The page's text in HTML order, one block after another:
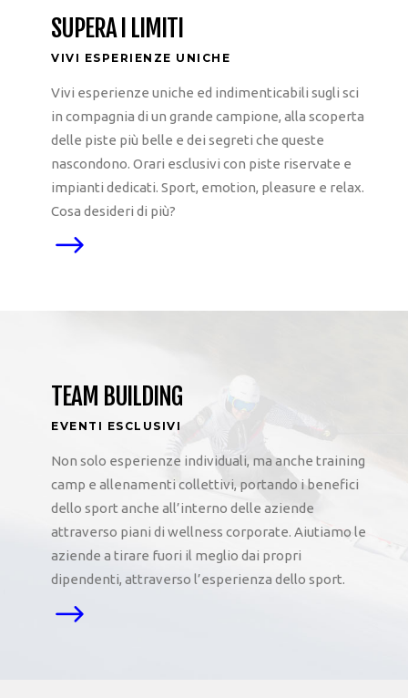
SUPERA I LIMITI
VIVI ESPERIENZE UNICHE
Vivi esperienze uniche ed indimenticabili sugli sci
in compagnia di un grande campione, alla scoperta
delle piste più belle e dei segreti che queste
nascondono. Orari esclusivi con piste riservate e
impianti dedicati. Sport, emotion, pleasure e relax.
Cosa desideri di più?
TEAM BUILDING
EVENTI ESCLUSIVI
Non solo esperienze individuali, ma anche training
camp e allenamenti collettivi, portando i benefici
dello sport anche all’interno delle aziende
attraverso piani di wellness corporate. Aiutiamo le
aziende a tirare fuori il meglio dai propri
dipendenti, attraverso l’esperienza dello sport.